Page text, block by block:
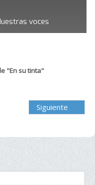
voces
"En su tinta"
Siguiente